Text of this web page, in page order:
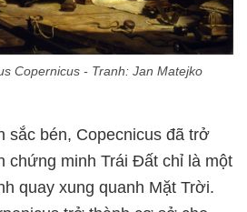
Copernicus - Tranh: Jan Matejko
sắc bén, Copecnicus đã trở
chứng minh Trái Đất chỉ là một
quay xung quanh Mặt Trời.